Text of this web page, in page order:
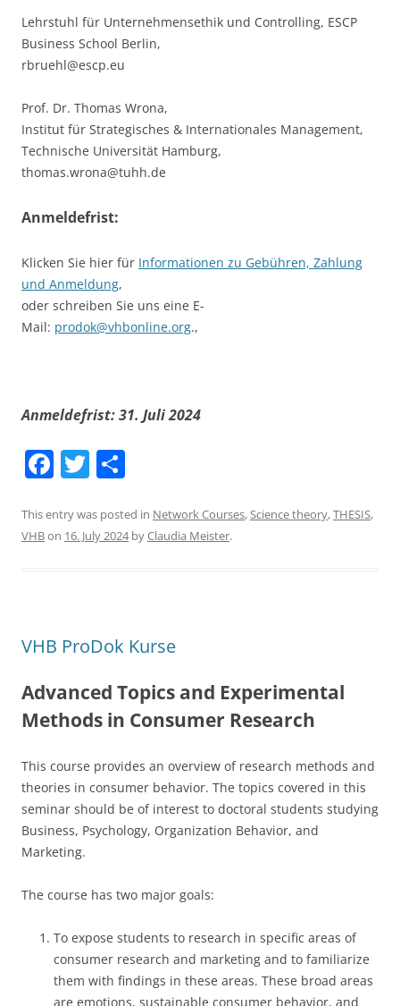
Lehrstuhl für Unternehmensethik und Controlling, ESCP
Business School Berlin,
rbruehl@escp.eu
Prof. Dr. Thomas Wrona,
Institut für Strategisches & Internationales Management,
Technische Universität Hamburg,
thomas.wrona@tuhh.de
Anmeldefrist:
Klicken Sie hier für Informationen zu Gebühren, Zahlung
und Anmeldung,
oder schreiben Sie uns eine E-
Mail: prodok@vhbonline.org.,
Anmeldefrist: 31. Juli 2024
F
c
e
o
k
T
itt
er
ar
e
This entry was posted in Network Courses,Science theory,THESIS,
VHBon 16. July 2024byClaudia Meister.
VHB ProDok Kurse
Advanced Topics and Experimental
Methods in Consumer Research
This course provides an overview of research methods and
theories in consumer behavior. The topics covered in this
seminar should be of interest to doctoral students studying
Business, Psychology, Organization Behavior, and
Marketing.
The course has two major goals:
To expose students to research in specific areas of
consumer research and marketing and to familiarize
them with findings in these areas. These broad areas
are emotions, sustainable consumer behavior, and